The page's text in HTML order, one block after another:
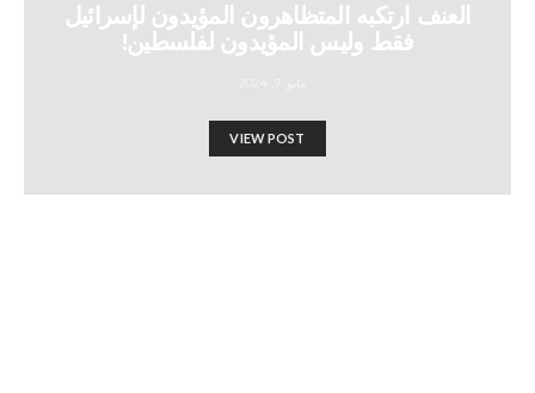
العنف ارتكبه المتظاهرون المؤيدون لإسرائيل
فقط وليس المؤيدون لفلسطين!
VIEW POST